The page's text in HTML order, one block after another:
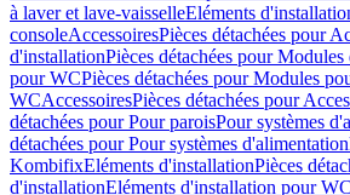
à laver et lave-vaisselleEléments
consoleAccessoiresPièces détachées pour
d'installationPièces détachées pour
pour WCPièces détachées pour Modules
WCAccessoiresPièces détachées pour
détachées pour Pour paroisPour systèmes
détachées pour Pour systèmes d'alimentation
KombifixEléments d'installationPièces
d'installationEléments d'installation pour WC